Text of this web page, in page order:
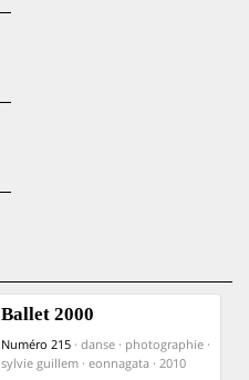
Ballet 2000
Numéro 215 · danse · photographie ·
sylvie guillem · eonnagata · 2010